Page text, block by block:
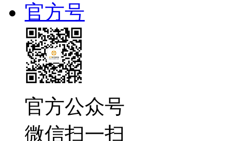
官方号
官方公众号
微信扫一扫